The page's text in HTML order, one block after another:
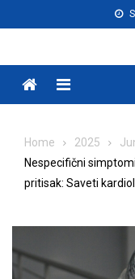
to
Menu
Home 2025
Nespecifični
pritisak: Saveti